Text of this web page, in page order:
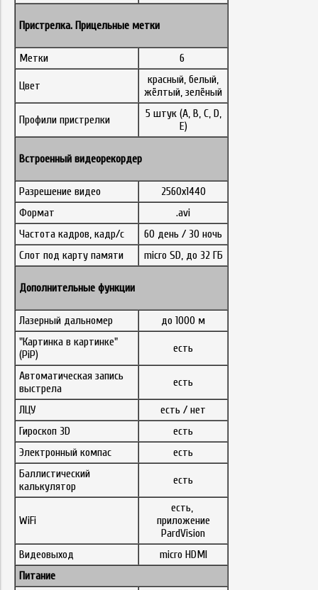
Пристрелка. Прицельные метки
Метки 6
Цвет
красный, белый,
жёлтый, зелёный
Профили пристрелки
5 штук (A, B, C, D,
E)
Встроенный видеорекордер
Разрешение видео
2560x1440
Формат
.avi
Частота кадров, кадр/с
60 день / 30 ночь
Слот под карту памяти
micro SD, до 32 ГБ
Дополнительные функции
Лазерный дальномер
до 1000 м
"Картинка в картинке"
(PiP)
есть
Автоматическая запись
выстрела
есть
ЛЦУ
есть / нет
Гироскоп 3D
есть
Электронный компас
есть
Баллистический
калькулятор
есть
WiFi
есть,
приложение
PardVision
Видеовыход
micro HDMI
Питание